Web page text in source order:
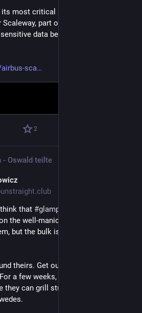
most critical applications from
part of a push for digital
data beyond the reach of US
sca
2
- Oswald teilte
that #glamping
the well-manicured outskirts that
but the bulk is caravans. Room:
theirs. Get out the attachable tents,
a few weeks, it's their own little
they can grill stuff, get tipsy at noon.